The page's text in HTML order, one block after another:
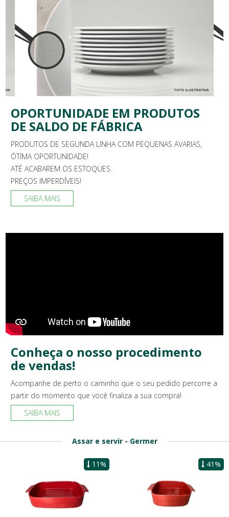
OPORTUNIDADE EM PRODUTOS
DE SALDO DE FÁBRICA
PRODUTOS DE SEGUNDA LINHA COM PEQUENAS AVARIAS,
ÓTIMA OPORTUNIDADE!
ATÉ ACABAREM OS ESTOQUES.
PREÇOS IMPERDÍVEIS!
SAIBA MAIS
Conheça o nosso procedimento
de vendas!
Acompanhe de perto o caminho que o seu pedido percorre a
partir do momento que você finaliza a sua compra!
SAIBA MAIS
Assar e servir - Germer
11% 41%